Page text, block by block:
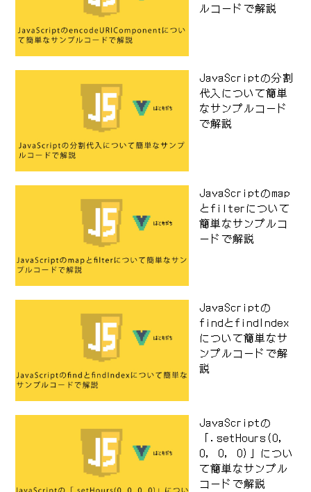
ルコードで解説
JavaScriptの分割
代入について簡単
なサンプルコード
で解説
JavaScriptのmap
とfilterについて
簡単なサンプルコ
ードで解説
JavaScriptの
findとfindIndex
について簡単なサ
ンプルコードで解
説
JavaScriptの
「.setHours(0,
0, 0, 0)」につい
て簡単なサンプル
コードで解説